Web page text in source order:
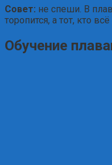
Совет: не спеши. В
торопится, а тот, кто
Обучение